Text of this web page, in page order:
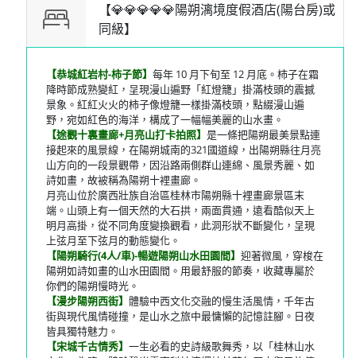
【💎💎💎💎💎陽朔漓境度假酒店(陽台房)或
同級】
【恭城紅岩村-柿子節】 每年 10 月下旬至 12 月底。柿子在霜
降時節成熟變紅，呈現漫山遍野「紅燈籠」掛滿枝頭的震撼
景象。紅紅火火的柿子像燈籠一樣掛滿枝頭，點綴漫山遍
野，宛如紅色的海洋，構成了一幅幅美麗的山水畫。
【途觀十裏畫廊+月亮山打卡拍照】 是一條把陽朔最美景點連
接起來的風景線，在陽朔城南的321國道線，出陽朔縣往月亮
山方向的一段景觀帶，因沿路兩側群山連綿、風景秀麗、如
詩如畫，故被稱為陽朔十裡畫廊。
月亮山位於廣西壯族自治區桂林市陽朔縣十裡畫廊景區末
端。山頭上有一個天然的大石拱，兩面貫通，遠看酷似天上
明月高掛，從不同角度變換觀看，此洞形狀不斷變化，呈現
上弦月至下弦月的動態變化。
【陽朔騎行(4人/車)-暢遊陽朔山水田園間】 迎著微風，穿梭在
陽朔如詩如畫的山水田園間。用最舒服的節奏，收藏專屬於
你們的陽朔慢時光。
【漫步陽朔西街】 體驗中西文化交融的慢生活風情，千年古
街與現代風情碰撞，是山水之旅中最慵懶的記憶註腳。日夜
皆具獨特魅力。
【宋城千古情秀】 一生必看的史詩級歌舞秀，以「桂林山水